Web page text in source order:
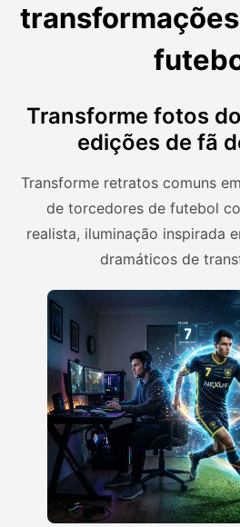
Transforme fotos
edições de fã
Transforme retratos comuns
de torcedores de futebol
realista, iluminação inspirada
dramáticos de